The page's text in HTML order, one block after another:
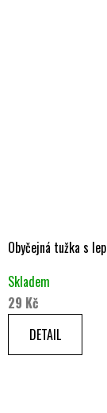
Obyčejná tužka s
Skladem
29 Kč
DETAIL